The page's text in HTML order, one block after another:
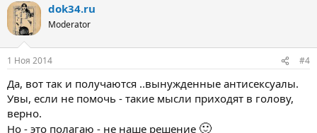
dok34.ru
Moderator
1 Ноя 2014 #4
Да, вот так и получаются ..вынужденные антисексуалы.
Увы, если не помочь - такие мысли приходят в голову,
верно.
Но - это полагаю - не наше решение 🙂